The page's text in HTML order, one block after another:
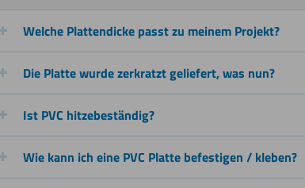
Gravieren
Polieren
Welche Plattendicke passt zu meinem Projekt?
Die Platte wurde zerkratzt geliefert, was nun?
Ist PVC hitzebeständig?
Wie kann ich eine PVC Platte befestigen / kleben?